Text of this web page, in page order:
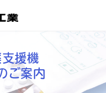
援機
ご案内